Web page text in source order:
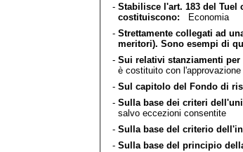
- Stabilisce l'art. 183 del
costituiscono: Economia
- Strettamente collegati ad
meritori). Sono esempi di
- Sui relativi stanziamenti
è costituito con
- Sul capitolo del Fondo di
- Sulla base dei criteri
salvo eccezioni consentite
- Sulla base del criterio
- Sulla base del principio